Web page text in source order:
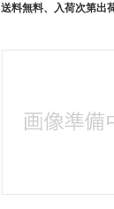
送料無料、 入荷次第出